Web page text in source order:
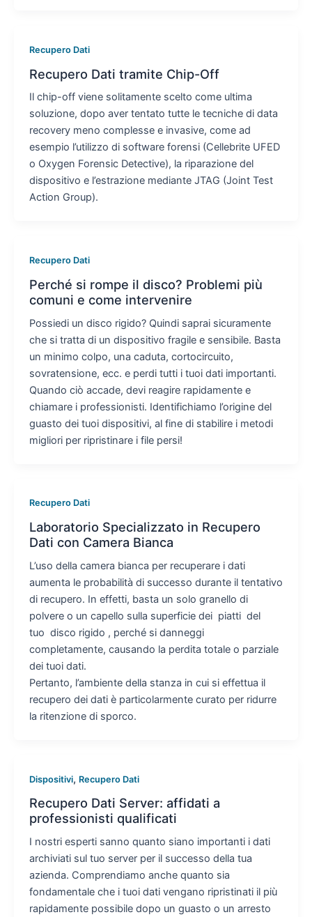
Recupero Dati
Recupero Dati tramite Chip-Off
Il chip-off viene solitamente scelto come ultima
soluzione, dopo aver tentato tutte le tecniche di data
recovery meno complesse e invasive, come ad
esempio l’utilizzo di software forensi (Cellebrite UFED
o Oxygen Forensic Detective), la riparazione del
dispositivo e l’estrazione mediante JTAG (Joint Test
Action Group).
Recupero Dati
Perché si rompe il disco? Problemi più
comuni e come intervenire
Possiedi un disco rigido? Quindi saprai sicuramente
che si tratta di un dispositivo fragile e sensibile. Basta
un minimo colpo, una caduta, cortocircuito,
sovratensione, ecc. e perdi tutti i tuoi dati importanti.
Quando ciò accade, devi reagire rapidamente e
chiamare i professionisti. Identifichiamo l’origine del
guasto dei tuoi dispositivi, al fine di stabilire i metodi
migliori per ripristinare i file persi!
Recupero Dati
Laboratorio Specializzato in Recupero
Dati con Camera Bianca
L’uso della camera bianca per recuperare i dati
aumenta le probabilità di successo durante il tentativo
di recupero. In effetti, basta un solo granello di
polvere o un capello sulla superficie dei piatti del
tuo disco rigido , perché si danneggi
completamente, causando la perdita totale o parziale
dei tuoi dati.
Pertanto, l’ambiente della stanza in cui si effettua il
recupero dei dati è particolarmente curato per ridurre
la ritenzione di sporco.
Dispositivi, Recupero Dati
Recupero Dati Server: affidati a
professionisti qualificati
I nostri esperti sanno quanto siano importanti i dati
archiviati sul tuo server per il successo della tua
azienda. Comprendiamo anche quanto sia
fondamentale che i tuoi dati vengano ripristinati il ​​più
rapidamente possibile dopo un guasto o un arresto